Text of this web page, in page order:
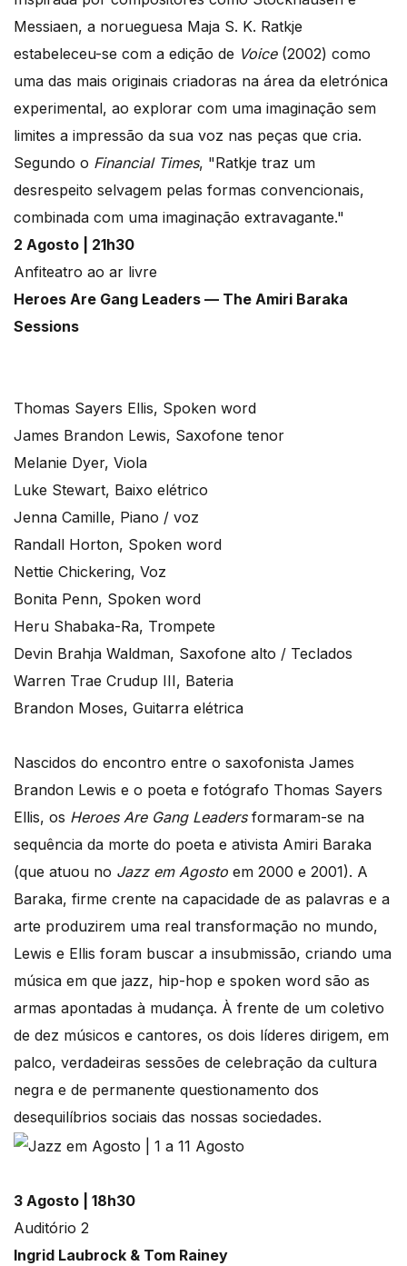
Messiaen, a norueguesa Maja S. K. Ratkje
estabeleceu-se com a edição de Voice (2002) como
uma das mais originais criadoras na área da eletrónica
experimental, ao explorar com uma imaginação sem
limites a impressão da sua voz nas peças que cria.
Segundo o Financial Times, "Ratkje traz um
desrespeito selvagem pelas formas convencionais,
combinada com uma imaginação extravagante."
2 Agosto | 21h30
Anfiteatro ao ar livre
Heroes Are Gang Leaders — The Amiri Baraka
Sessions
Thomas Sayers Ellis, Spoken word
James Brandon Lewis, Saxofone tenor
Melanie Dyer, Viola
Luke Stewart, Baixo elétrico
Jenna Camille, Piano / voz
Randall Horton, Spoken word
Nettie Chickering, Voz
Bonita Penn, Spoken word
Heru Shabaka-Ra, Trompete
Devin Brahja Waldman, Saxofone alto / Teclados
Warren Trae Crudup III, Bateria
Brandon Moses, Guitarra elétrica
Nascidos do encontro entre o saxofonista James
Brandon Lewis e o poeta e fotógrafo Thomas Sayers
Ellis, os Heroes Are Gang Leadersformaram-se na
sequência da morte do poeta e ativista Amiri Baraka
(que atuou no Jazz em Agosto em 2000 e 2001). A
Baraka, firme crente na capacidade de as palavras e a
arte produzirem uma real transformação no mundo,
Lewis e Ellis foram buscar a insubmissão, criando uma
música em que jazz, hip-hop e spoken word são as
armas apontadas à mudança. À frente de um coletivo
de dez músicos e cantores, os dois líderes dirigem, em
palco, verdadeiras sessões de celebração da cultura
negra e de permanente questionamento dos
desequilíbrios sociais das nossas sociedades.
3 Agosto | 18h30
Auditório 2
Ingrid Laubrock & Tom Rainey